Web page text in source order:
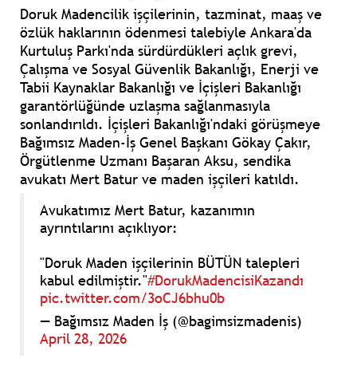
Doruk Madencilik işçilerinin, tazminat, maaş ve
özlük haklarının ödenmesi talebiyle Ankara'da
Kurtuluş Parkı'nda sürdürdükleri açlık grevi,
Çalışma ve Sosyal Güvenlik Bakanlığı, Enerji ve
Tabii Kaynaklar Bakanlığı ve İçişleri Bakanlığı
garantörlüğünde uzlaşma sağlanmasıyla
sonlandırıldı. İçişleri Bakanlığı'ndaki görüşmeye
Bağımsız Maden-İş Genel Başkanı Gökay Çakır,
Örgütlenme Uzmanı Başaran Aksu, sendika
avukatı Mert Batur ve maden işçileri katıldı.
Avukatımız Mert Batur, kazanımın
ayrıntılarını açıklıyor:
"Doruk Maden işçilerinin BÜTÜN talepleri
kabul edilmiştir."#DorukMadencisiKazandı
pic.twitter.com/3oCJ6bhu0b
— Bağımsız Maden İş (@bagimsizmadenis)
April 28, 2026